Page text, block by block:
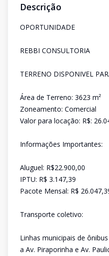
Descrição
OPORTUNIDADE
REBBI CONSULTORIA
TERRENO DISPONIVEL
Área de Terreno: 3623 m²
Zoneamento: Comercial
Valor para locação: R$:
Informações Importantes:
Aluguel: R$22.900,00
IPTU: R$ 3.147,39
Pacote Mensal: R$
Transporte coletivo:
Linhas municipais de
a Av. Piraporinha e Av.